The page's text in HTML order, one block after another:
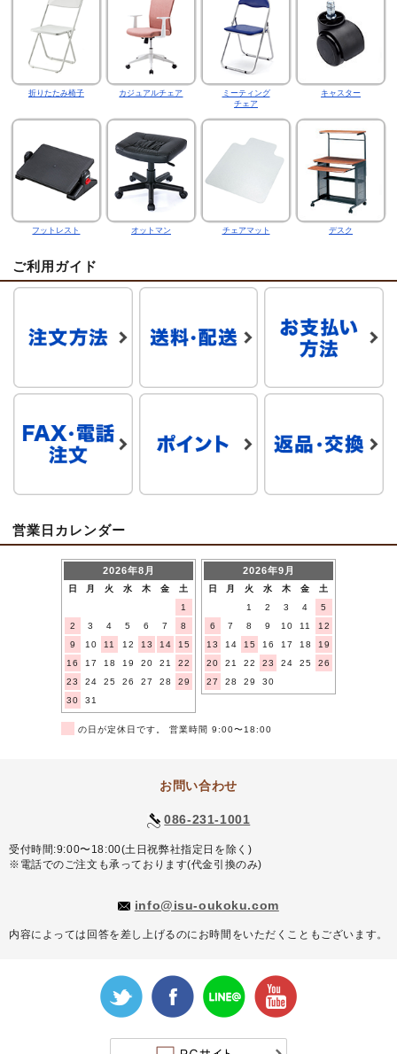
折りたたみ椅子 カジュアルチェア
ミーティング
チェア
キャスター
フットレスト オットマン チェアマット デスク
ご利用ガイド
営業日カレンダー
2026年8月
日 月 火 水 木 金
土
1
2
3 4 5 6 7
8
9
10 11 12 13 14
15
16
17 18 19 20 21
22
23
24 25 26 27 28
29
30
31
2026年9月
日 月 火 水 木 金
土
1
2 3 4
5
6
7 8 9 10 11
12
13
14 15 16 17 18
19
20
21 22 23 24 25
26
27
28 29 30
の日が定休日です。 営業時間 9:00〜18:00
お問い合わせ
086-231-1001
受付時間:9:00〜18:00(土日祝弊社指定日を除く)
※電話でのご注文も承っております(代金引換のみ)
info@isu-oukoku.com
内容によっては回答を差し上げるのにお時間をいただくこともございます。